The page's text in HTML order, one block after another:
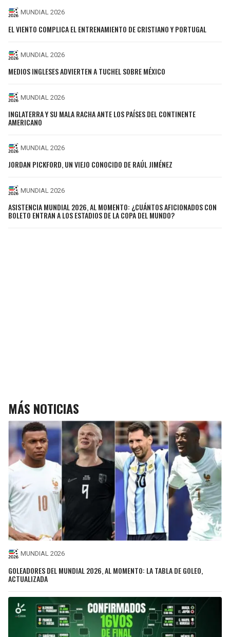
MUNDIAL 2026
EL VIENTO COMPLICA EL ENTRENAMIENTO DE CRISTIANO Y PORTUGAL
MUNDIAL 2026
MEDIOS INGLESES ADVIERTEN A TUCHEL SOBRE MÉXICO
MUNDIAL 2026
INGLATERRA Y SU MALA RACHA ANTE LOS PAÍSES DEL CONTINENTE
AMERICANO
MUNDIAL 2026
JORDAN PICKFORD, UN VIEJO CONOCIDO DE RAÚL JIMÉNEZ
MUNDIAL 2026
ASISTENCIA MUNDIAL 2026, AL MOMENTO: ¿CUÁNTOS AFICIONADOS CON
BOLETO ENTRAN A LOS ESTADIOS DE LA COPA DEL MUNDO?
MÁS NOTICIAS
MUNDIAL 2026
GOLEADORES DEL MUNDIAL 2026, AL MOMENTO: LA TABLA DE GOLEO,
ACTUALIZADA